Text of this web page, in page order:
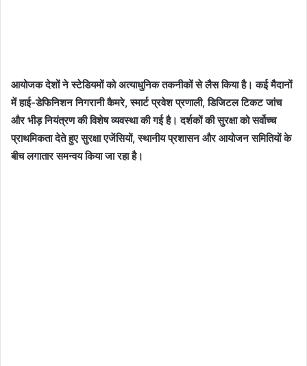
आयोजक देशों ने स्टेडियमों को अत्याधुनिक तकनीकों से लैस किया है। कई मैदानों
में हाई-डेफिनिशन निगरानी कैमरे, स्मार्ट प्रवेश प्रणाली, डिजिटल टिकट जांच
और भीड़ नियंत्रण की विशेष व्यवस्था की गई है। दर्शकों की सुरक्षा को सर्वोच्च
प्राथमिकता देते हुए सुरक्षा एजेंसियों, स्थानीय प्रशासन और आयोजन समितियों के
बीच लगातार समन्वय किया जा रहा है।